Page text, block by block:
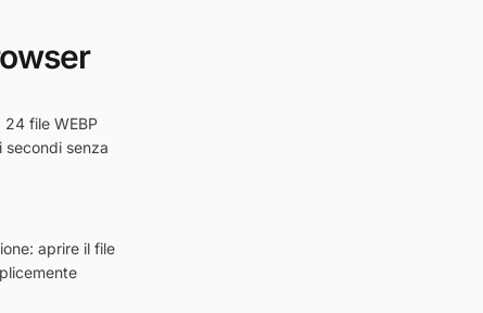
file WEBP
senza
aprire il file